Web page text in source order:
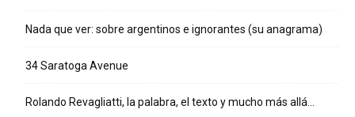
Nada que ver: sobre argentinos e ignorantes (su anagrama)
34 Saratoga Avenue
Rolando Revagliatti, la palabra, el texto y mucho más allá…